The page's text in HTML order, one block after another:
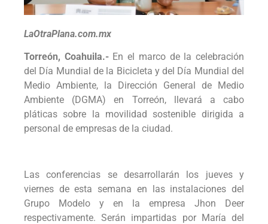
LaOtraPlana.com.mx
Torreón, Coahuila.-En el marco de la celebración
del Día Mundial de la Bicicleta y del Día Mundial del
Medio Ambiente, la Dirección General de Medio
Ambiente (DGMA) en Torreón, llevará a cabo
pláticas sobre la movilidad sostenible dirigida a
personal de empresas de la ciudad.
Las conferencias se desarrollarán los jueves y
viernes de esta semana en las instalaciones del
Grupo Modelo y en la empresa Jhon Deer
respectivamente. Serán impartidas por María del